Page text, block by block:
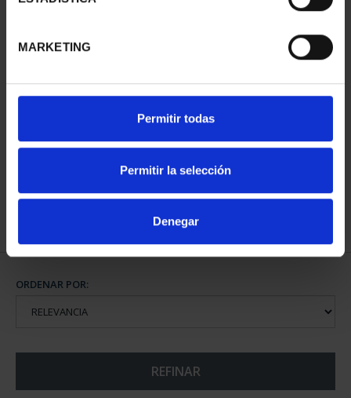
MARKETING
Permitir todas
Permitir la selección
Denegar
CIUDADES PATRIMONIO
73,00 €
SUSCRIPCIÓN CIUDADES
PATRIMONIO DE LA
HU...
1.095,00 €
registrados
ORDENAR POR:
REFINAR